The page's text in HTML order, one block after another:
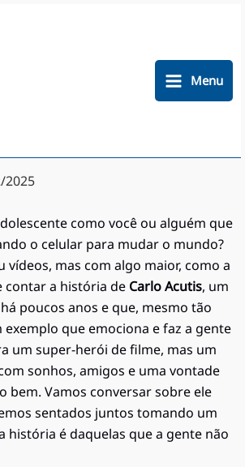
Menu
2025
como você ou alguém que
o celular para mudar o mundo?
vídeos, mas com algo maior, como a
contar a história de Carlo Acutis, um
poucos anos e que, mesmo tão
exemplo que emociona e faz a gente
um super-herói de filme, mas um
sonhos, amigos e uma vontade
bem. Vamos conversar sobre ele
sentados juntos tomando um
história é daquelas que a gente não